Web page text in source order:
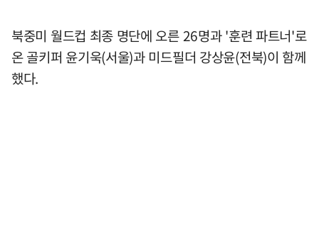
북중미 월드컵 최종 명단에 오른 26명과 '훈련 파트너'로
온 골키퍼 윤기욱(서울)과 미드필더 강상윤(전북)이 함께
했다.